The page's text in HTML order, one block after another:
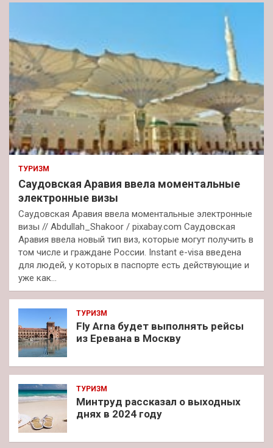
ТУРИЗМ
Саудовская Аравия ввела моментальные
электронные визы
Саудовская Аравия ввела моментальные электронные
визы // Abdullah_Shakoor / pixabay.com Саудовская
Аравия ввела новый тип виз, которые могут получить в
том числе и граждане России. Instant e-visa введена
для людей, у которых в паспорте есть действующие и
уже как…
ТУРИЗМ
Fly Arna будет выполнять рейсы
из Еревана в Москву
ТУРИЗМ
Минтруд рассказал о выходных
днях в 2024 году